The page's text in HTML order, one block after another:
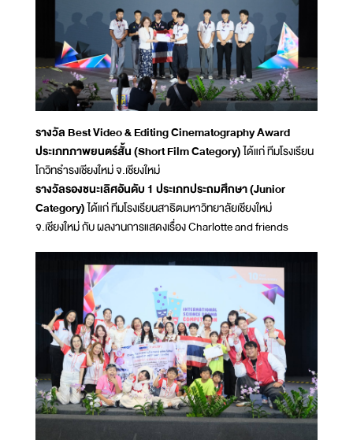
รางวัล Best Video & Editing Cinematography Award
ประเภทภาพยนตร์สั้น (Short Film Category)ได้แก่ ทีมโรงเรียน
โกวิทธำรงเชียงใหม่ จ.เชียงใหม่
รางวัลรองชนะเลิศอันดับ 1 ประเภทประถมศึกษา (Junior
Category)ได้แก่ ทีมโรงเรียนสาธิตมหาวิทยาลัยเชียงใหม่
จ.เชียงใหม่ กับ ผลงานการแสดงเรื่อง Charlotte and friends